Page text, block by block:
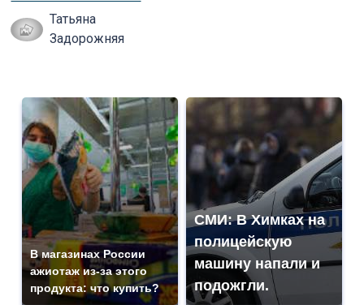
Татьяна
Задорожняя
В магазинах России
ажиотаж из-за этого
продукта: что купить?
СМИ: В Химках на
полицейскую
машину напали и
подожгли.